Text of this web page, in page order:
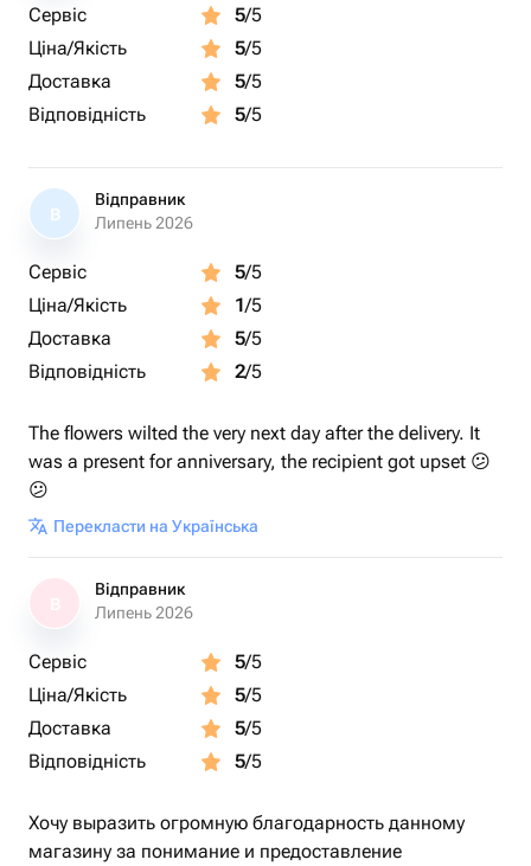
Сервіс 5/5
Ціна/Якість
5/5
Доставка
5/5
Відповідність
5/5
В
Відправник
Липень 2026
Сервіс 5/5
Ціна/Якість
1/5
Доставка
5/5
Відповідність
2/5
The flowers wilted the very next day after the delivery. It
was a present for anniversary, the recipient got upset 😕
😕
Перекласти на Українська
Відправник
Липень 2026
Сервіс 5/5
Ціна/Якість
5/5
Доставка
5/5
Відповідність
5/5
Хочу выразить огромную благодарность данному
магазину за понимание и предоставление